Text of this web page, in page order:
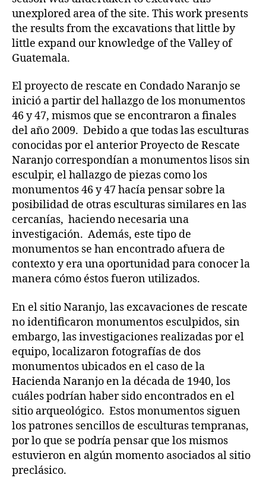
unexplored area of the site. This work presents
the results from the excavations that little by
little expand our knowledge of the Valley of
Guatemala.
El proyecto de rescate en Condado Naranjo se
inició a partir del hallazgo de los monumentos
46 y 47, mismos que se encontraron a finales
del año 2009. Debido a que todas las esculturas
conocidas por el anterior Proyecto de Rescate
Naranjo correspondían a monumentos lisos sin
esculpir, el hallazgo de piezas como los
monumentos 46 y 47 hacía pensar sobre la
posibilidad de otras esculturas similares en las
cercanías, haciendo necesaria una
investigación. Además, este tipo de
monumentos se han encontrado afuera de
contexto y era una oportunidad para conocer la
manera cómo éstos fueron utilizados.
En el sitio Naranjo, las excavaciones de rescate
no identificaron monumentos esculpidos, sin
embargo, las investigaciones realizadas por el
equipo, localizaron fotografías de dos
monumentos ubicados en el caso de la
Hacienda Naranjo en la década de 1940, los
cuáles podrían haber sido encontrados en el
sitio arqueológico. Estos monumentos siguen
los patrones sencillos de esculturas tempranas,
por lo que se podría pensar que los mismos
estuvieron en algún momento asociados al sitio
preclásico.